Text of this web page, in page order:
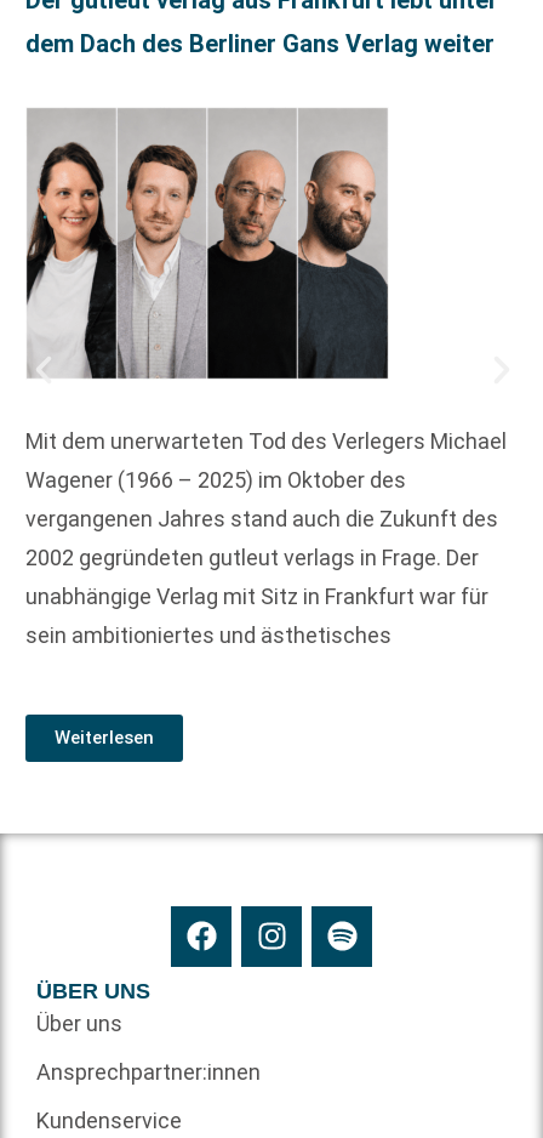
dem Dach des Berliner Gans Verlag weiter
Mit dem unerwarteten Tod des Verlegers Michael
Wagener (1966 – 2025) im Oktober des
vergangenen Jahres stand auch die Zukunft des
2002 gegründeten gutleut verlags in Frage. Der
unabhängige Verlag mit Sitz in Frankfurt war für
sein ambitioniertes und ästhetisches
Weiterlesen
ÜBER UNS
Über uns
Ansprechpartner:innen
Kundenservice